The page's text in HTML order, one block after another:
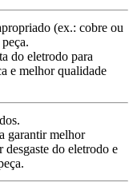
(ex.: cobre ou
do eletrodo para
e melhor qualidade
garantir melhor
desgaste do eletrodo e